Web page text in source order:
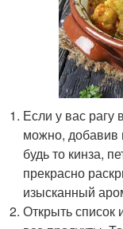
Если у вас рагу
можно, добавив
будь то кинза,
прекрасно
изысканный
Открыть список